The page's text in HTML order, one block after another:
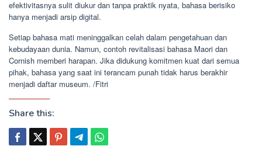
efektivitasnya sulit diukur dan tanpa praktik nyata, bahasa berisiko
hanya menjadi arsip digital.
Setiap bahasa mati meninggalkan celah dalam pengetahuan dan
kebudayaan dunia. Namun, contoh revitalisasi bahasa Maori dan
Cornish memberi harapan. Jika didukung komitmen kuat dari semua
pihak, bahasa yang saat ini terancam punah tidak harus berakhir
menjadi daftar museum. /Fitri
Share this: